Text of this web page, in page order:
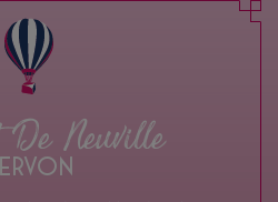
De Neuville